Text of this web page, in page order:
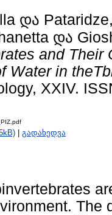
და
და
and Their
Water in
XXIV.
| გადახედვა
The